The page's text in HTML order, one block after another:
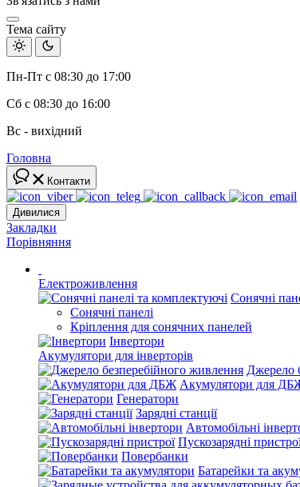
Тема сайту
Пн-Пт с 08:30 до 17:00
Сб с 08:30 до 16:00
Вс - вихідний
Головна
Контакти
Дивилися
Закладки
Порівняння
Електроживлення
Сонячні
Сонячні панелі
Кріплення для сонячних панелей
Інвертори
Акумулятори для інверторів
Джерело
Акумулятори для
Генератори
Зарядні станції
Автомобільні
Пускозарядні
Повербанки
Батарейки та